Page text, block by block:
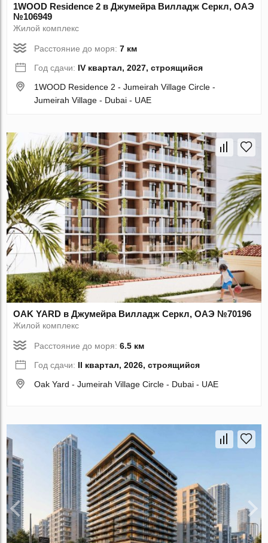
1WOOD Residence 2 в Джумейра Вилладж Серкл, ОАЭ
№106949
Жилой комплекс
Расстояние до моря:7 км
Год сдачи: IV квартал, 2027, строящийся
1WOOD Residence 2 - Jumeirah Village Circle -
Jumeirah Village - Dubai - UAE
OAK YARD в Джумейра Вилладж Серкл, ОАЭ №70196
Жилой комплекс
Расстояние до моря:6.5 км
Год сдачи: II квартал, 2026, строящийся
Oak Yard - Jumeirah Village Circle - Dubai - UAE